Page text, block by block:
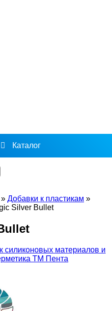
Каталог
» Добавки к пластикам »
Silver Bullet